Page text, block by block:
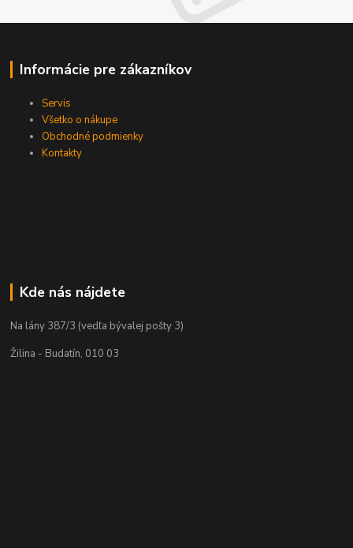
Informácie pre zákazníkov
Servis
Všetko o nákupe
Obchodné podmienky
Kontakty
Kde nás nájdete
Na lány 387/3 (vedľa bývalej pošty 3)
Žilina - Budatín, 010 03